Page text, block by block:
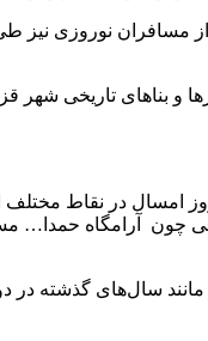
به آمار اسکان مسافران نوروزی در مراکز اقامتی
افزود: در ایام نوروز 11 نوروزگاه در
اینکه ۲۰ نمایشگاه صنایع‌دستی و
چون آرامگاه